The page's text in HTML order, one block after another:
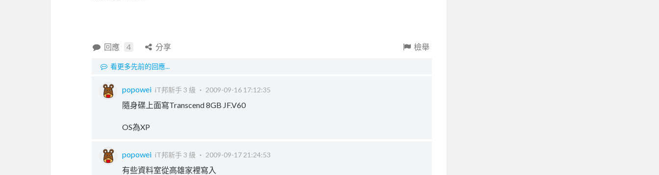
回應 4 分享 檢舉
看更多先前的回應...
popowei iT邦新手 3 級 ‧ 2009-09-16 17:12:35
隨身碟上面寫Transcend 8GB JF.V60
OS為XP
popowei iT邦新手 3 級 ‧ 2009-09-17 21:24:53
有些資料室從高雄家裡寫入